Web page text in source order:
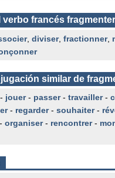
verbo francés fragmenter
, diviser, fractionner,
similar de
jouer- passer- travailler-
- regarder- souhaiter-
organiser- rencontrer-